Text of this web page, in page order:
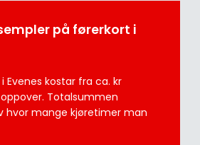
på førerkort i
Evenes kostar fra ca. kr
Totalsummen
hvor mange kjøretimer man